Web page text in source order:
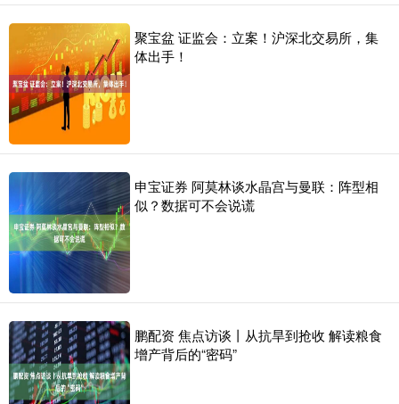
聚宝盆 证监会：立案！沪深北交易所，集
体出手！
申宝证券 阿莫林谈水晶宫与曼联：阵型相
似？数据可不会说谎
鹏配资 焦点访谈丨从抗旱到抢收 解读粮食
增产背后的“密码”